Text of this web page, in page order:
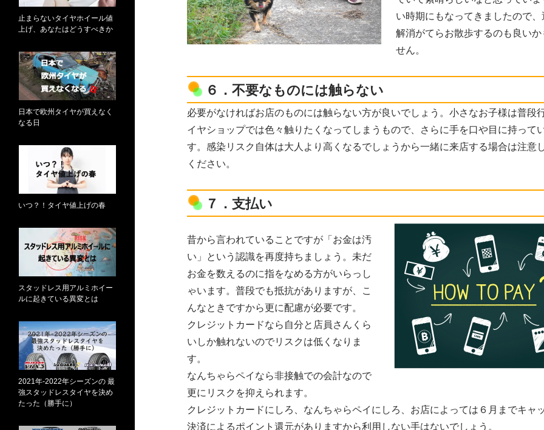
い時期にもなってきましたので、
解消がてらお散歩するのも良いか
せん。
６．不要なものには触らない
必要がなければお店のものには触らない方が良いでしょう。小さなお子様は普段
イヤショップでは色々触りたくなってしまうもので、さらに手を口や目に持って
す。感染リスク自体は大人より高くなるでしょうから一緒に来店する場合は注意
ください。
７．支払い
昔から言われていることですが「お金は汚
い」という認識を再度持ちましょう。未だ
お金を数えるのに指をなめる方がいらっし
ゃいます。普段でも抵抗がありますが、こ
んなときですから更に配慮が必要です。
クレジットカードなら自分と店員さんくら
いしか触れないのでリスクは低くなりま
す。
なんちゃらペイなら非接触での会計なので
更にリスクを抑えられます。
クレジットカードにしろ、なんちゃらペイにしろ、お店によっては６月までキャ
決済によるポイント還元がありますから利用しない手はないでしょう。
止まらないタイヤホイール値
上げ、あなたはどうすべきか
日本で欧州タイヤが買えなく
なる日
いつ？！タイヤ値上げの春
スタッドレス用アルミホイー
ルに起きている異変とは
2021年-2022年シーズンの 最
強スタッドレスタイヤを決め
たった（勝手に）